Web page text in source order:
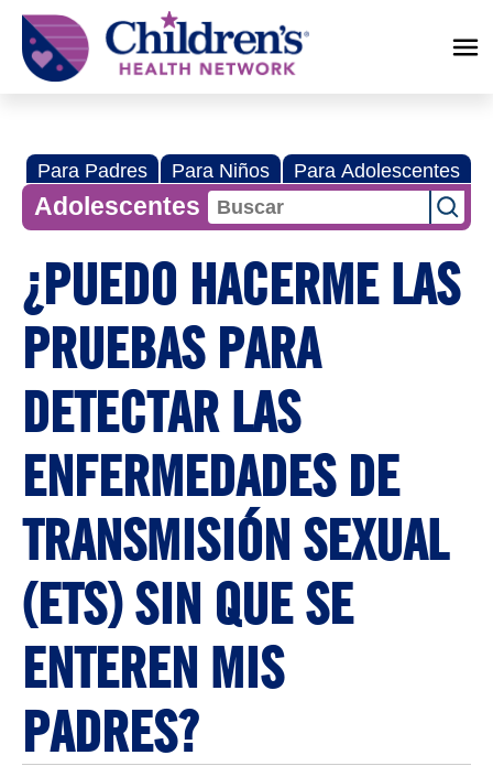
Children's
Health
Network
Para Padres Para Niños Para Adolescentes
Adolescentes
¿PUEDO HACERME LAS
PRUEBAS PARA
DETECTAR LAS
ENFERMEDADES DE
TRANSMISIÓN SEXUAL
(ETS) SIN QUE SE
ENTEREN MIS
PADRES?